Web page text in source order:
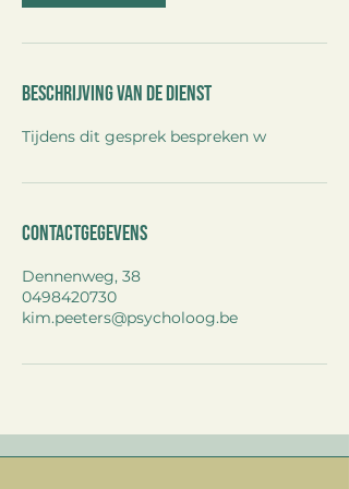
Beschrijving van de dienst
Tijdens dit gesprek bespreken w
Contactgegevens
Dennenweg, 38
0498420730
kim.peeters@psycholoog.be